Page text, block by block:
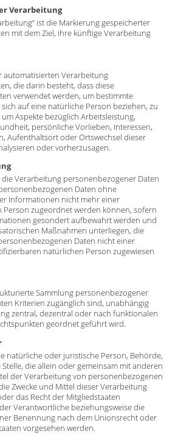
Verarbeitung
ist die Markierung gespeicherter
mit dem Ziel, ihre künftige Verarbeitung
automatisierten Verarbeitung
die darin besteht, dass diese
verwendet werden, um bestimmte
auf eine natürliche Person beziehen, zu
Aspekte bezüglich Arbeitsleistung,
persönliche Vorlieben, Interessen,
Aufenthaltsort oder Ortswechsel dieser
oder vorherzusagen.
die Verarbeitung personenbezogener Daten
Daten ohne
Informationen nicht mehr einer
zugeordnet werden können, sofern
gesondert aufbewahrt werden und
Maßnahmen unterliegen, die
Daten nicht einer
natürlichen Person zugewiesen
Sammlung personenbezogener
Kriterien zugänglich sind, unabhängig
zentral, dezentral oder nach funktionalen
geordnet geführt wird.
natürliche oder juristische Person, Behörde,
die allein oder gemeinsam mit anderen
der Verarbeitung von personenbezogenen
Zwecke und Mittel dieser Verarbeitung
das Recht der Mitgliedstaaten
Verantwortliche beziehungsweise die
Benennung nach dem Unionsrecht oder
vorgesehen werden.